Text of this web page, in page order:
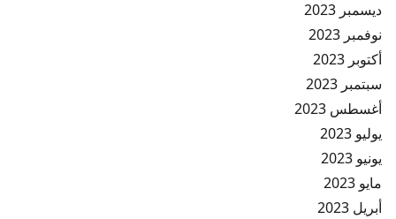
ديسمبر 2023
نوفمبر 2023
أكتوبر 2023
سبتمبر 2023
أغسطس 2023
يوليو 2023
يونيو 2023
مايو 2023
أبريل 2023